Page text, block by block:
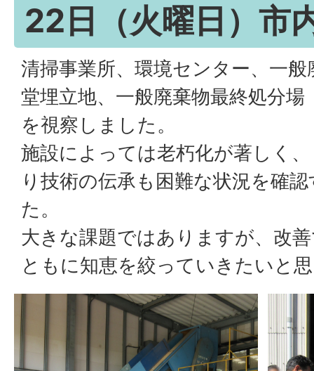
22日（火曜日）市
清掃事業所、環境センター、一
堂埋立地、一般廃棄物最終処分
を視察しました。
施設によっては老朽化が著しく
り技術の伝承も困難な状況を確
た。
大きな課題ではありますが、改
ともに知恵を絞っていきたいと